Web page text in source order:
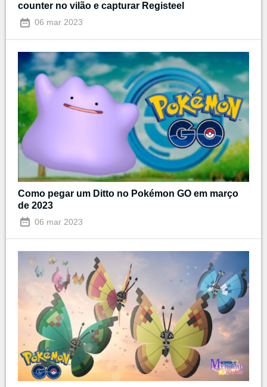
counter no vilão e capturar Registeel
06 mar 2023
Como pegar um Ditto no Pokémon GO em março
de 2023
06 mar 2023